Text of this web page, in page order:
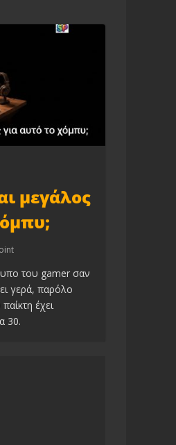
μεγάλος
του gamer σαν
γερά, παρόλο
έχει
30.